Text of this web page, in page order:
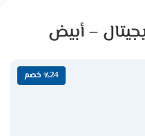
٪24 خصم